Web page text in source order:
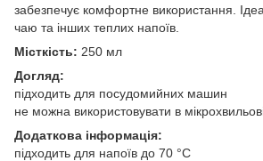
забезпечує комфортне використання.
чаю та інших теплих напоїв.
Місткість: 250 мл
Догляд:
підходить для посудомийних машин
не можна використовувати в
Додаткова інформація:
підходить для напоїв до 70 °C